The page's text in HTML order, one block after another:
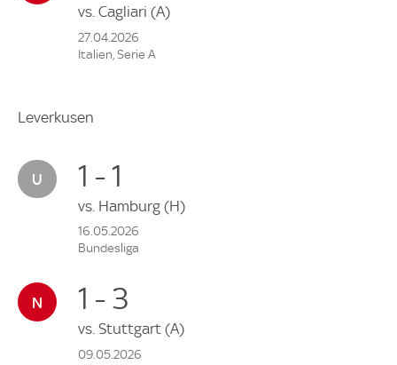
vs. Cagliari (A)
27.04.2026
Italien, Serie A
Leverkusen
1 - 1
vs. Hamburg (H)
16.05.2026
Bundesliga
1 - 3
vs. Stuttgart (A)
09.05.2026